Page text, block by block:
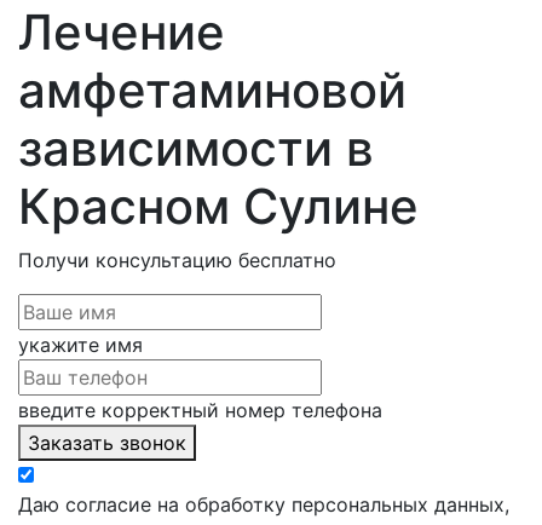
Лечение
амфетаминовой
зависимости в
Красном Сулине
Получи консультацию бесплатно
укажите имя
введите корректный номер телефона
Заказать звонок
Даю согласие на обработку персональных данных,